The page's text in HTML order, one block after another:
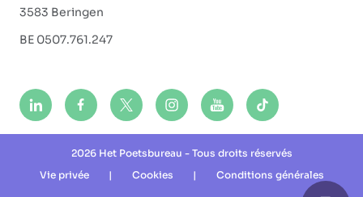
3583 Beringen
BE 0507.761.247
2026 Het Poetsbureau - Tous droits réservés
Vie privée
| Cookies | Conditions générales